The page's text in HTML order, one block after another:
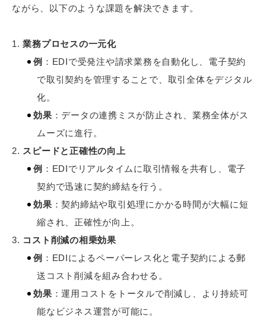
ながら、以下のような課題を解決できます。
業務プロセスの一元化
例 ：EDIで受発注や請求業務を自動化し、電子契約
で取引契約を管理することで、取引全体をデジタル
化。
効果 ：データの連携ミスが防止され、業務全体がス
ムーズに進行。
スピードと正確性の向上
例 ：EDIでリアルタイムに取引情報を共有し、電子
契約で迅速に契約締結を行う。
効果 ：契約締結や取引処理にかかる時間が大幅に短
縮され、正確性が向上。
コスト削減の相乗効果
例 ：EDIによるペーパーレス化と電子契約による郵
送コスト削減を組み合わせる。
効果 ：運用コストをトータルで削減し、より持続可
能なビジネス運営が可能に。